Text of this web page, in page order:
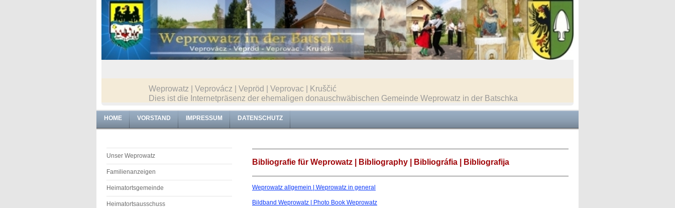
Weprowatz | Veprovácz | Vepröd | Veprovac | Kruščić
Dies ist die Internetpräsenz der ehemaligen donauschwäbischen Gemeinde Weprowatz in der Batschka
HOME VORSTAND IMPRESSUM DATENSCHUTZ
Unser Weprowatz
Familienanzeigen
Heimatortsgemeinde
Heimatortsausschuss
Bibliografie für Weprowatz | Bibliography | Bibliográfia | Bibliografija
Weprowatz allgemein | Weprowatz in general
Bildband Weprowatz | Photo Book Weprowatz